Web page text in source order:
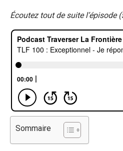
Écoutez tout de suite l’épisode
Sommaire